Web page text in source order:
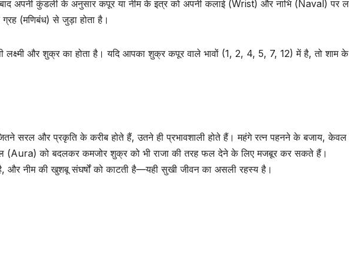
अपनी कुंडली के अनुसार कपूर या नीम के इत्र को अपनी कलाई (Wrist) और नाभि (Naval) पर
(मणिबंध) से जुड़ा होता है।
लक्ष्मी और शुक्र का होता है। यदि आपका शुक्र कपूर वाले भावों (1, 2, 4, 5, 7, 12) में है, तो शाम
सरल और प्रकृति के करीब होते हैं, उतने ही प्रभावशाली होते हैं। महंगे रत्न पहनने के बजाय, केवल
को बदलकर कमजोर शुक्र को भी राजा की तरह फल देने के लिए मजबूर कर सकते हैं।
और नीम की खुशबू संघर्षों को काटती है—यही सुखी जीवन का असली रहस्य है।